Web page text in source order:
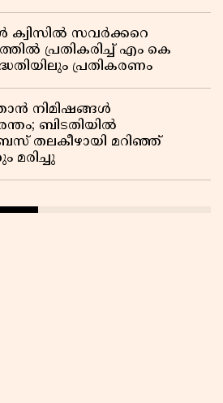
സവർക്കറെ
പ്രതികരിച്ച് എം കെ
പ്രതികരണം
നിമിഷങ്ങൾ
ബിടതിയിൽ
തലകീഴായി മറിഞ്ഞ്
മരിച്ചു